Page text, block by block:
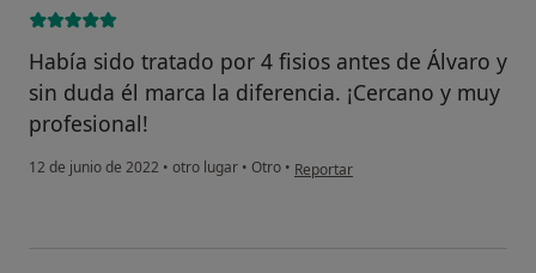
Había sido tratado por 4 fisios antes de Álvaro y
sin duda él marca la diferencia. ¡Cercano y muy
profesional!
12 de junio de 2022 • otro lugar • Otro • en opinión del usuario Nicolás
Reportar